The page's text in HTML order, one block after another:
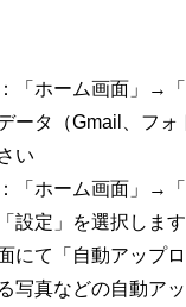
：「ホーム画面」→
ータ（Gmail、フ
い
：「ホーム画面」→
設定」を選択します
面にて「自動アップ
写真などの自動ア